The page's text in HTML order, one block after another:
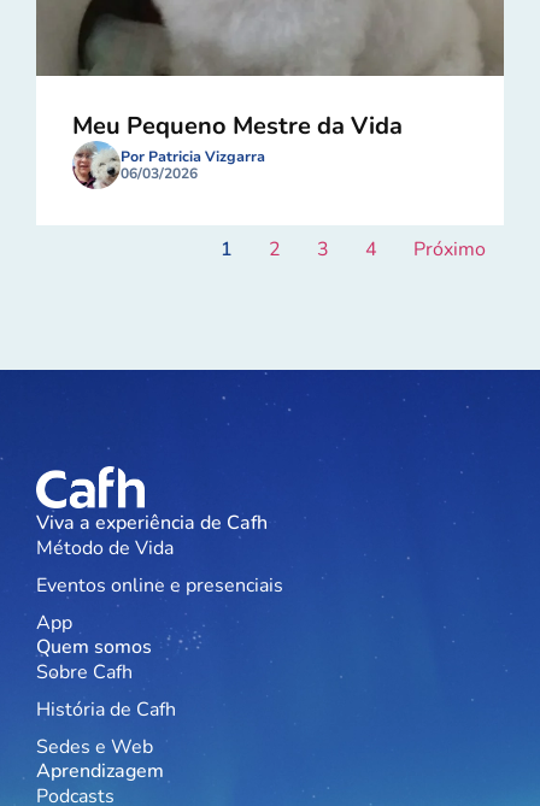
Meu Pequeno Mestre da Vida
Por Patricia Vizgarra
06/03/2026
1 2 3 4 Próximo
Viva a experiência de Cafh
Método de Vida
Eventos online e presenciais
App
Quem somos
Sobre Cafh
História de Cafh
Sedes e Web
Aprendizagem
Podcasts